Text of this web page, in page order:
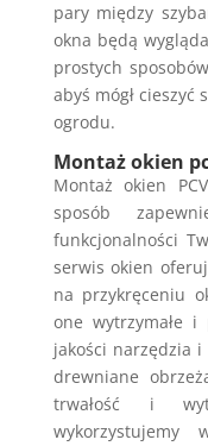
pary między
okna będą
prostych
abyś mógł cieszyć
ogrodu.
Montaż okien
Montaż okien
sposób
funkcjonalności
serwis okien
na przykręceniu
one wytrzymałe i
jakości narzędzia
drewniane
trwałość i
wykorzystujemy